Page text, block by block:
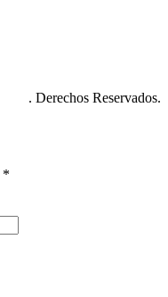
. Derechos Reservados.
*